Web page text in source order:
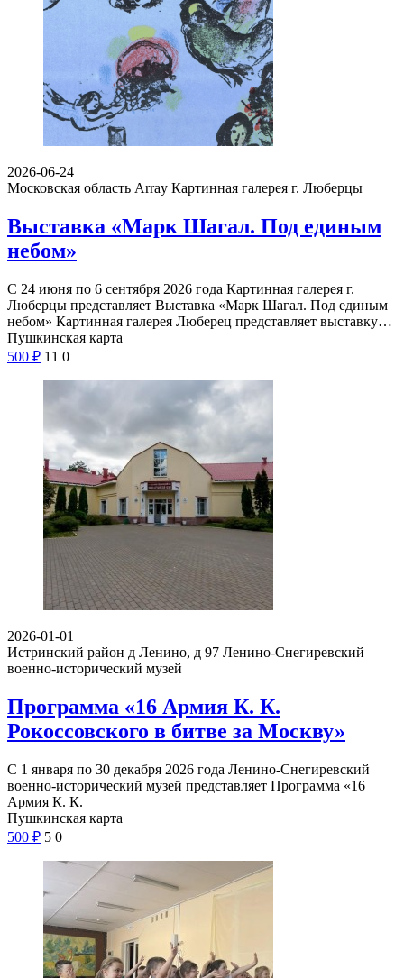
2026-06-24
Московская область Array Картинная галерея г. Люберцы
Выставка «Марк Шагал. Под единым
небом»
С 24 июня по 6 сентября 2026 года Картинная галерея г.
Люберцы представляет Выставка «Марк Шагал. Под единым
небом» Картинная галерея Люберец представляет выставку…
Пушкинская карта
500 ₽ 11 0
2026-01-01
Истринский район д Ленино, д 97 Ленино-Снегиревский
военно-исторический музей
Программа «16 Армия К. К.
Рокоссовского в битве за Москву»
С 1 января по 30 декабря 2026 года Ленино-Снегиревский
военно-исторический музей представляет Программа «16
Армия К. К.
Пушкинская карта
500 ₽ 5 0